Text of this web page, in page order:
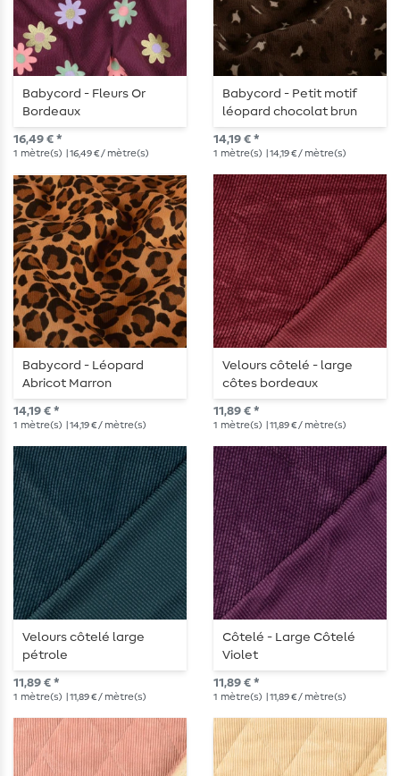
Babycord - Fleurs Or
Bordeaux
16,49 € *
1 mètre(s) | 16,49 € / mètre(s)
Babycord - Petit motif
léopard chocolat brun
14,19 € *
1 mètre(s) | 14,19 € / mètre(s)
Babycord - Léopard
Abricot Marron
14,19 € *
1 mètre(s) | 14,19 € / mètre(s)
Velours côtelé - large
côtes bordeaux
11,89 € *
1 mètre(s) | 11,89 € / mètre(s)
Velours côtelé large
pétrole
11,89 € *
1 mètre(s) | 11,89 € / mètre(s)
Côtelé - Large Côtelé
Violet
11,89 € *
1 mètre(s) | 11,89 € / mètre(s)